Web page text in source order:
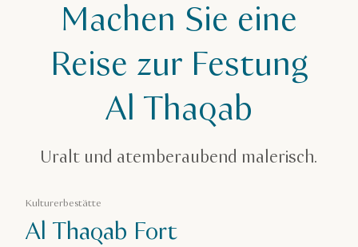
Kunst & Kultur
Kulturerbestätten
Al Thaqab Fort
Machen Sie eine
Reise zur Festung
Al Thaqab
Uralt und atemberaubend malerisch.
Kulturerbestätte
Al Thaqab Fort